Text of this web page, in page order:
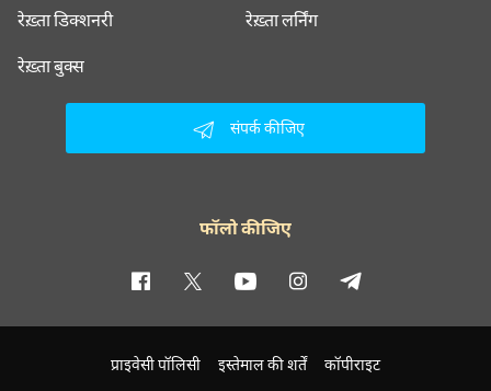
रेख़्ता डिक्शनरी रेख़्ता लर्निंग
रेख़्ता बुक्स
संपर्क कीजिए
फॉलो कीजिए
प्राइवेसी पॉलिसी इस्तेमाल की शर्तें कॉपीराइट